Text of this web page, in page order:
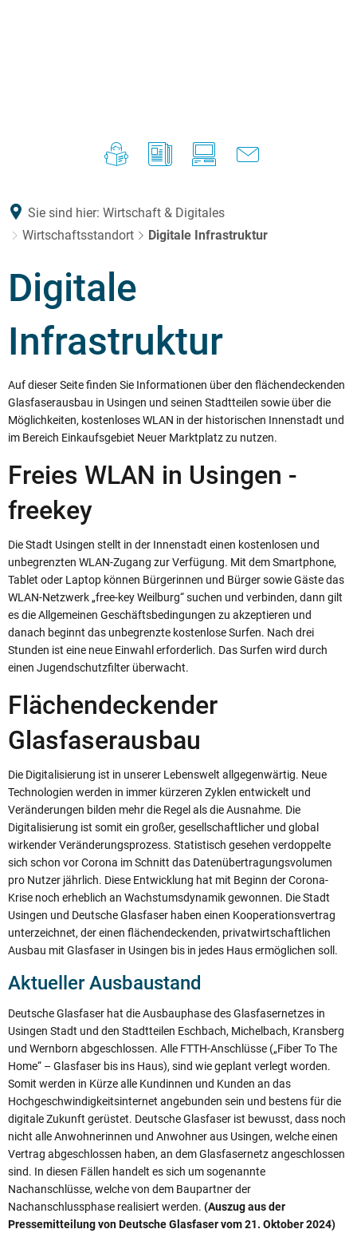
Sie sind hier: Wirtschaft & Digitales
Wirtschaftsstandort
Digitale Infrastruktur
Digitale
Infrastruktur
Auf dieser Seite finden Sie Informationen über den flächendeckenden
Glasfaserausbau in Usingen und seinen Stadtteilen sowie über die
Möglichkeiten, kostenloses WLAN in der historischen Innenstadt und
im Bereich Einkaufsgebiet Neuer Marktplatz zu nutzen.
Freies WLAN in Usingen -
freekey
Die Stadt Usingen stellt in der Innenstadt einen kostenlosen und
unbegrenzten WLAN-Zugang zur Verfügung. Mit dem Smartphone,
Tablet oder Laptop können Bürgerinnen und Bürger sowie Gäste das
WLAN-Netzwerk „free-key Weilburg“ suchen und verbinden, dann gilt
es die Allgemeinen Geschäftsbedingungen zu akzeptieren und
danach beginnt das unbegrenzte kostenlose Surfen. Nach drei
Stunden ist eine neue Einwahl erforderlich. Das Surfen wird durch
einen Jugendschutzfilter überwacht.
Flächendeckender
Glasfaserausbau
Die Digitalisierung ist in unserer Lebenswelt allgegenwärtig. Neue
Technologien werden in immer kürzeren Zyklen entwickelt und
Veränderungen bilden mehr die Regel als die Ausnahme. Die
Digitalisierung ist somit ein großer, gesellschaftlicher und global
wirkender Veränderungsprozess. Statistisch gesehen verdoppelte
sich schon vor Corona im Schnitt das Datenübertragungsvolumen
pro Nutzer jährlich. Diese Entwicklung hat mit Beginn der Corona-
Krise noch erheblich an Wachstumsdynamik gewonnen. Die Stadt
Usingen und Deutsche Glasfaser haben einen Kooperationsvertrag
unterzeichnet, der einen flächendeckenden, privatwirtschaftlichen
Ausbau mit Glasfaser in Usingen bis in jedes Haus ermöglichen soll.
Aktueller Ausbaustand
Deutsche Glasfaser hat die Ausbauphase des Glasfasernetzes in
Usingen Stadt und den Stadtteilen Eschbach, Michelbach, Kransberg
und Wernborn abgeschlossen. Alle FTTH-Anschlüsse („Fiber To The
Home“ – Glasfaser bis ins Haus), sind wie geplant verlegt worden.
Somit werden in Kürze alle Kundinnen und Kunden an das
Hochgeschwindigkeitsinternet angebunden sein und bestens für die
digitale Zukunft gerüstet. Deutsche Glasfaser ist bewusst, dass noch
nicht alle Anwohnerinnen und Anwohner aus Usingen, welche einen
Vertrag abgeschlossen haben, an dem Glasfasernetz angeschlossen
sind. In diesen Fällen handelt es sich um sogenannte
Nachanschlüsse, welche von dem Baupartner der
Nachanschlussphase realisiert werden. (Auszug aus der
Pressemitteilung von Deutsche Glasfaser vom 21. Oktober 2024)